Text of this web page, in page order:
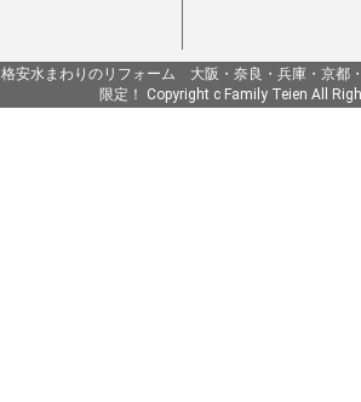
格安水まわりのリフォーム 大阪・奈良・兵庫・京都
限定！ Copyright c Family Teien All